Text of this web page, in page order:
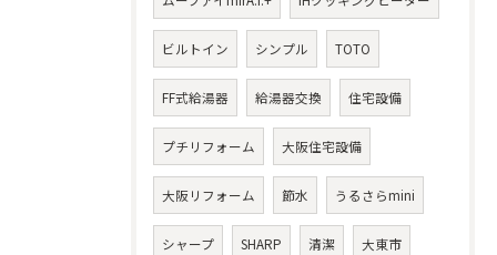
ビルトイン シンプル TOTO
FF式給湯器 給湯器交換 住宅設備
プチリフォーム 大阪住宅設備
大阪リフォーム 節水 うるさらmini
シャープ SHARP 清潔 大東市